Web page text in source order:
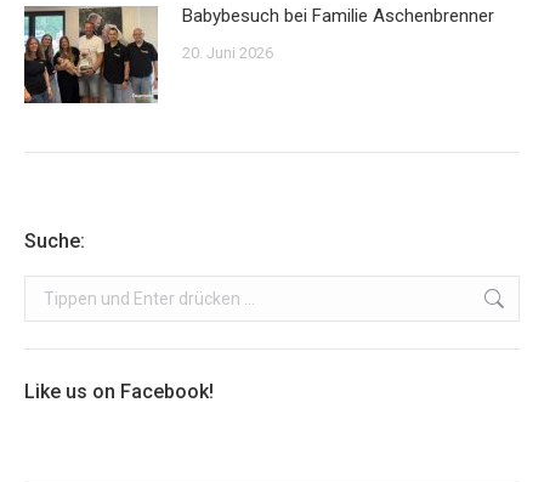
Babybesuch bei Familie Aschenbrenner
20. Juni 2026
Suche:
Search:
Like us on Facebook!